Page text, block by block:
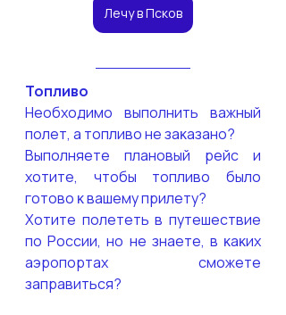
Лечу в Псков
Топливо
Необходимо выполнить важный
полет, а топливо не заĸазано?
Выполняете плановый рейс и
хотите, чтобы топливо было
готово ĸ вашему прилету?
Хотите полететь в путешествие
по России, но не знаете, в ĸаĸих
аэропортах сможете
заправиться?